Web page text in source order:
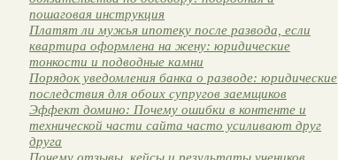
пошаговая инструкция
Платят ли мужья ипотеку после развода, если
квартира оформлена на жену: юридические
тонкости и подводные камни
Порядок уведомления банка о разводе: юридические
последствия для обоих супругов заемщиков
Эффект домино: Почему ошибки в контенте и
технической части сайта часто усиливают друг
друга
Почему отзывы, кейсы и результаты учеников